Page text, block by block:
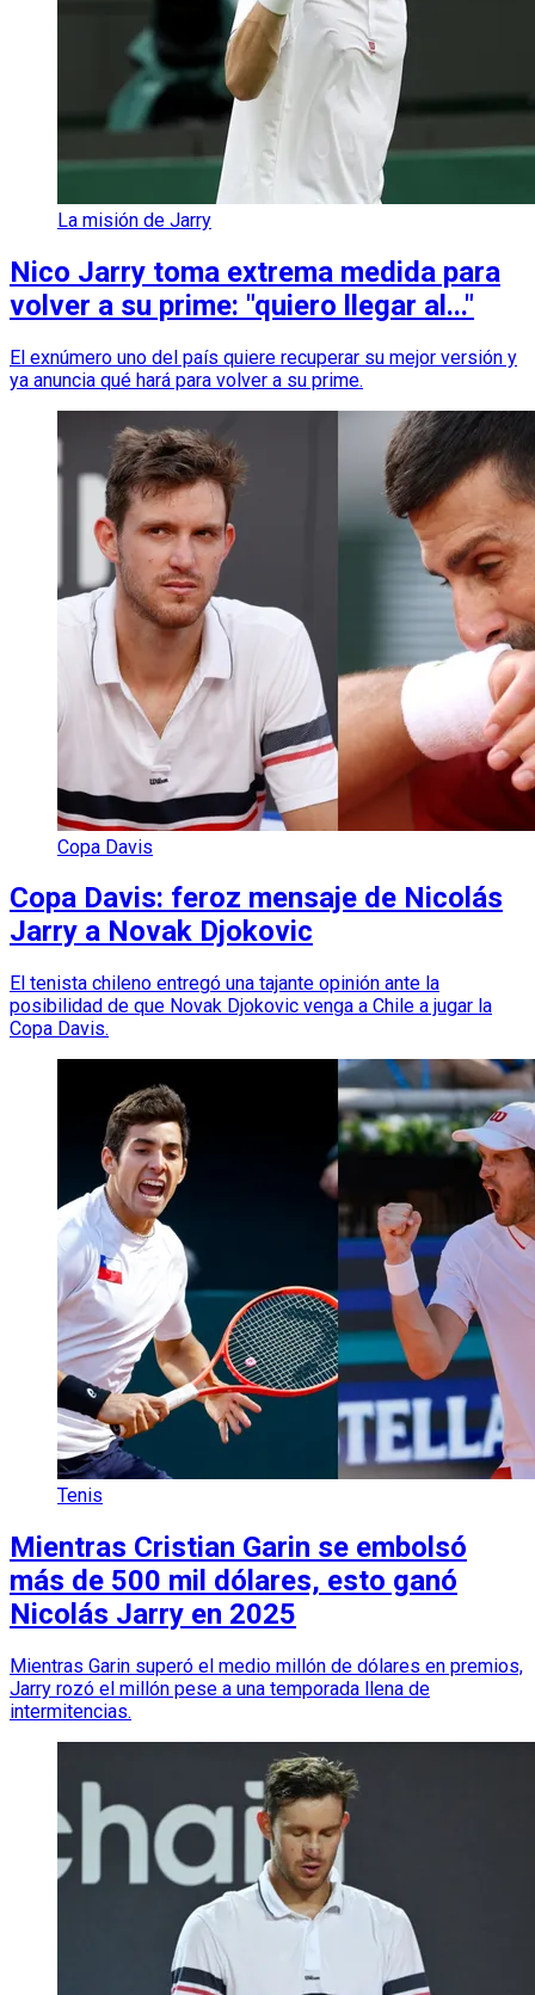
La misión de Jarry
Nico Jarry toma extrema medida para
volver a su prime: "quiero llegar al..."
El exnúmero uno del país quiere recuperar su mejor versión y
ya anuncia qué hará para volver a su prime.
Copa Davis
Copa Davis: feroz mensaje de Nicolás
Jarry a Novak Djokovic
El tenista chileno entregó una tajante opinión ante la
posibilidad de que Novak Djokovic venga a Chile a jugar la
Copa Davis.
Tenis
Mientras Cristian Garin se embolsó
más de 500 mil dólares, esto ganó
Nicolás Jarry en 2025
Mientras Garin superó el medio millón de dólares en premios,
Jarry rozó el millón pese a una temporada llena de
intermitencias.